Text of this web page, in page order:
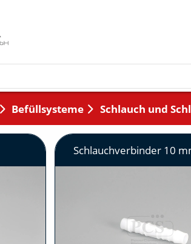
Befüllsysteme Schlauch und
Schlauchverbinder 10